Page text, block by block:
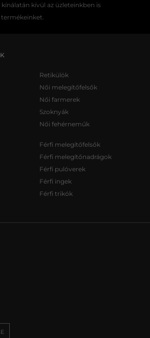
kívül az üzleteinkben is
Retikülök
Női melegítőfelsők
Női farmerek
Szoknyák
Női fehérneműk
Férfi melegítőfelsők
Férfi melegítőnadrágok
Férfi pulóverek
Férfi ingek
Férfi trikók
s. r. o.